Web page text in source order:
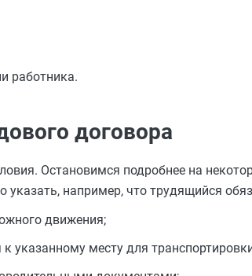
работника.
договора
Остановимся подробнее на
например, что трудящийся
движения;
месту для